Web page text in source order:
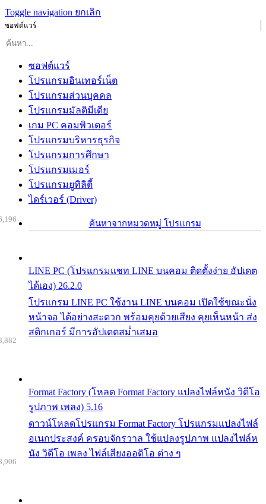
Toggle navigation ยกเลิก
ซอฟต์แวร์
ซอฟต์แวร์
โปรแกรมอินเทอร์เน็ต
โปรแกรมส่วนบุคคล
โปรแกรมมัลติมีเดีย
เกม PC คอมพิวเตอร์
โปรแกรมบริหารธุรกิจ
โปรแกรมการศึกษา
โปรแกรมเมอร์
โปรแกรมยูทิลิตี้
ไดร์เวอร์ (Driver)
ค้นหาจากหมวดหมู่ โปรแกรม
LINE PC (โปรแกรมแชท LINE บนคอม ติดตั้งง่าย อัปเดต
ได้เอง) 26.2.0
โปรแกรม LINE PC ใช้งาน LINE บนคอม เปิดใช้ขณะนั่ง
หน้าจอ ได้อย่างสะดวก พร้อมคุยด้วยเสียง คุยเห็นหน้า ส่ง
สติกเกอร์ มีการอัปเดตสม่ำเสมอ
Format Factory (โหลด Format Factory แปลงไฟล์หนัง วิดีโอ
รูปภาพ เพลง) 5.16
ดาวน์โหลดโปรแกรม Format Factory โปรแกรมแปลงไฟล์
อเนกประสงค์ ครอบจักรวาล ใช้แปลงรูปภาพ แปลงไฟล์ห
นัง วิดีโอ เพลง ไฟล์เสียงออดิโอ ต่าง ๆ